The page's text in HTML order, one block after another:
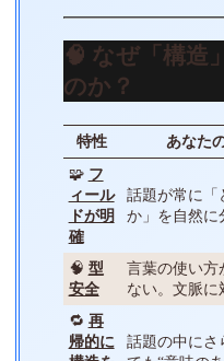
🧠 なぜ「構造
のか？
特性
あなた
🧩 フ
ィール
ドが明
確
話題が常に「
か」を自然に
🧠 型
安全
言葉の使い方
ない。文脈に
🔁 再
帰的に
話題の中にさ